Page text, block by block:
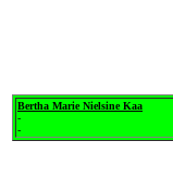
Bertha Marie Nielsine Kaa
-
-